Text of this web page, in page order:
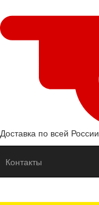
Доставка по всей России
Контакты